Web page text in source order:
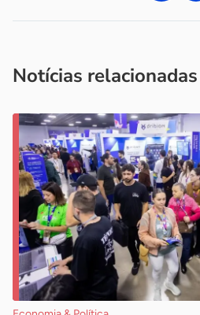
Notícias relacionadas